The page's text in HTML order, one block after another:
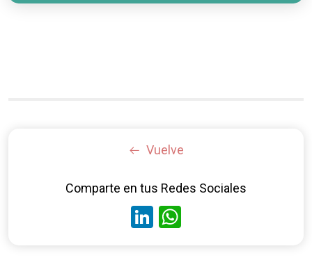
Vuelve
Comparte en tus Redes Sociales
LinkedIn